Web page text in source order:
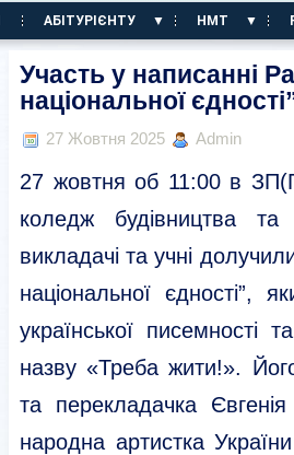
АБІТУРІЄНТУ НМТ
Участь у написанні
національної
27 Жовтня 2025 Admin
27 жовтня об 11:00 в
коледж будівництва та
викладачі та учні
національної єдності”,
української писемності
назву «Треба жити!».
та перекладачка
народна артистка